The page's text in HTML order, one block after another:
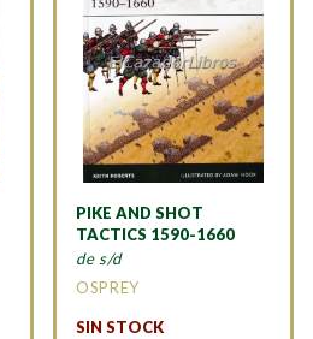
PIKE AND SHOT
TACTICS 1590-1660
de s/d
OSPREY
SIN STOCK